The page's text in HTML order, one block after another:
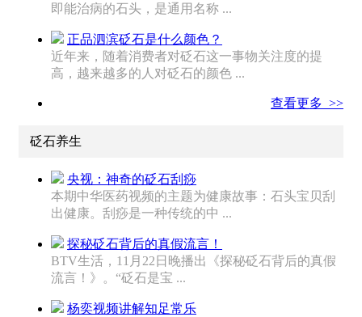
即能治病的石头，是通用名称 ...
正品泗滨砭石是什么颜色？
近年来，随着消费者对砭石这一事物关注度的提
高，越来越多的人对砭石的颜色 ...
查看更多 >>
砭石养生
央视：神奇的砭石刮痧
本期中华医药视频的主题为健康故事：石头宝贝刮
出健康。刮痧是一种传统的中 ...
探秘砭石背后的真假流言！
BTV生活，11月22日晚播出《探秘砭石背后的真假
流言！》。“砭石是宝 ...
杨奕视频讲解知足常乐